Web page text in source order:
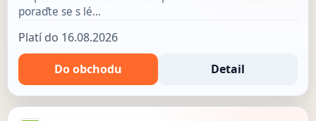
poraďte se s lé…
Platí do 16.08.2026
Do obchodu Detail